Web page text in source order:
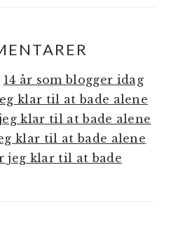
14 år som blogger idag
klar til at bade alene
klar til at bade alene
klar til at bade alene
jeg klar til at bade